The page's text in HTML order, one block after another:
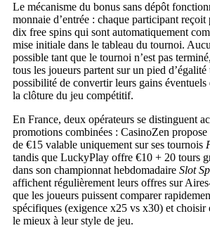
Le mécanisme du bonus sans dépôt
monnaie d’entrée : chaque participant
dix free spins qui sont automatiquement
mise initiale dans le tableau du tournoi.
possible tant que le tournoi n’est pas
tous les joueurs partent sur un pied
possibilité de convertir leurs gains éventuels
la clôture du jeu compétitif.
En France, deux opérateurs se distinguent
promotions combinées : CasinoZen propose
de €15 valable uniquement sur ses tournois
tandis que LuckyPlay offre €10 + 20 tours
dans son championnat hebdomadaire Slot
affichent régulièrement leurs offres sur
que les joueurs puissent comparer
spécifiques (exigence x25 vs x30) et choisir
le mieux à leur style de jeu.